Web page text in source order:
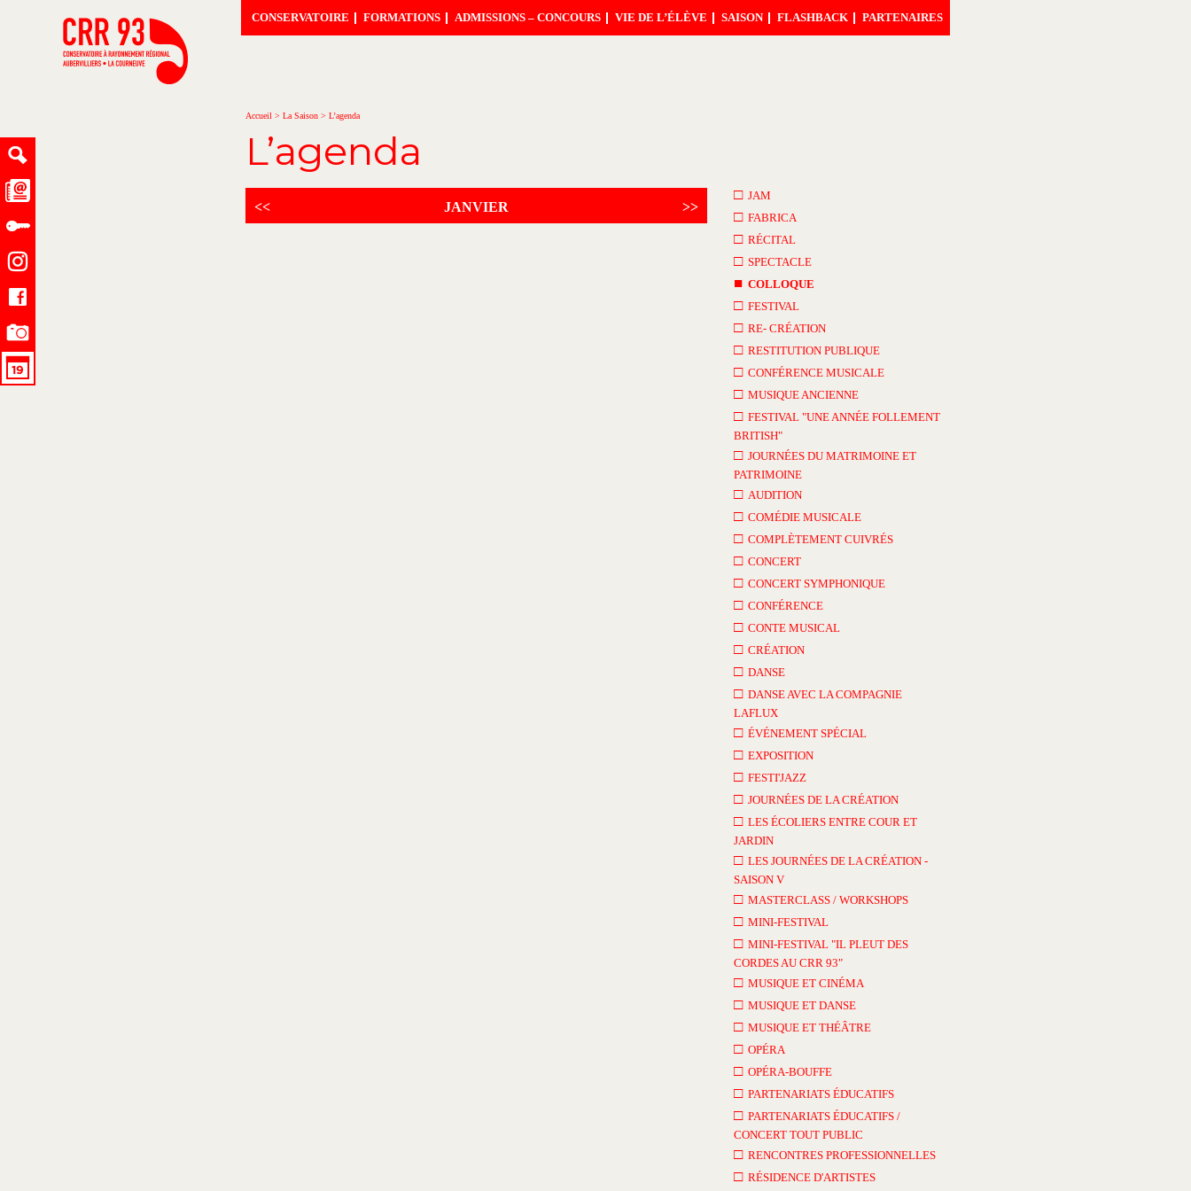
CONSERVATOIRE FORMATIONS ADMISSIONS – CONCOURS VIE DE L’ÉLÈVE SAISON FLASHBACK PARTENAIRES
Accueil > La Saison > L’agenda
L’agenda
<< JANVIER >>
□ JAM
□ FABRICA
□ RÉCITAL
□ SPECTACLE
■ COLLOQUE
□ FESTIVAL
□ RE- CRÉATION
□ RESTITUTION PUBLIQUE
□ CONFÉRENCE MUSICALE
□ MUSIQUE ANCIENNE
□ FESTIVAL "UNE ANNÉE FOLLEMENT
BRITISH"
□ JOURNÉES DU MATRIMOINE ET
PATRIMOINE
□ AUDITION
□ COMÉDIE MUSICALE
□ COMPLÈTEMENT CUIVRÉS
□ CONCERT
□ CONCERT SYMPHONIQUE
□ CONFÉRENCE
□ CONTE MUSICAL
□ CRÉATION
□ DANSE
□ DANSE AVEC LA COMPAGNIE
LAFLUX
□ ÉVÉNEMENT SPÉCIAL
□ EXPOSITION
□ FESTI'JAZZ
□ JOURNÉES DE LA CRÉATION
□ LES ÉCOLIERS ENTRE COUR ET
JARDIN
□ LES JOURNÉES DE LA CRÉATION -
SAISON V
□ MASTERCLASS / WORKSHOPS
□ MINI-FESTIVAL
□ MINI-FESTIVAL "IL PLEUT DES
CORDES AU CRR 93"
□ MUSIQUE ET CINÉMA
□ MUSIQUE ET DANSE
□ MUSIQUE ET THÉÂTRE
□ OPÉRA
□ OPÉRA-BOUFFE
□ PARTENARIATS ÉDUCATIFS
□ PARTENARIATS ÉDUCATIFS /
CONCERT TOUT PUBLIC
□ RENCONTRES PROFESSIONNELLES
□ RÉSIDENCE D'ARTISTES